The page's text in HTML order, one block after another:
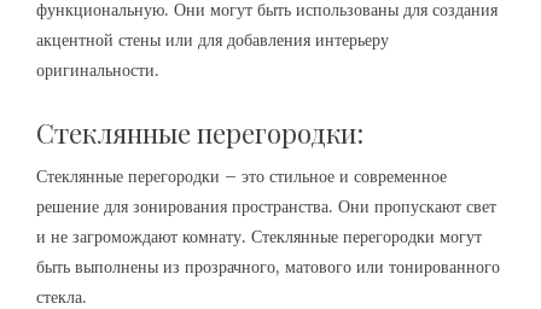
функциональную. Они могут быть использованы для создания
акцентной стены или для добавления интерьеру
оригинальности.
Стеклянные перегородки:
Стеклянные перегородки – это стильное и современное
решение для зонирования пространства. Они пропускают свет
и не загромождают комнату. Стеклянные перегородки могут
быть выполнены из прозрачного, матового или тонированного
стекла.